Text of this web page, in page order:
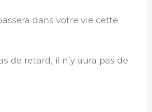
dans votre vie cette
de retard, il n’y aura pas de